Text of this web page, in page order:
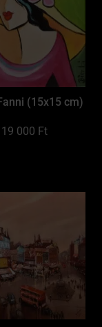
(15x15 cm)
000 Ft